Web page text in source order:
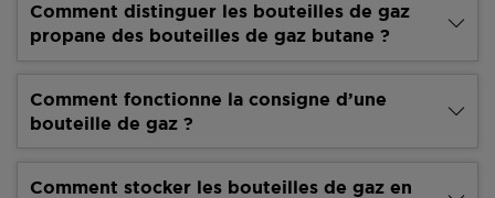
Comment distinguer les bouteilles de gaz
propane des bouteilles de gaz butane ?
Comment fonctionne la consigne d’une
bouteille de gaz ?
Comment stocker les bouteilles de gaz en